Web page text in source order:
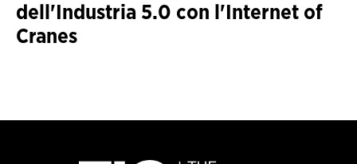
dell'Industria 5.0 con l'Internet of
Cranes